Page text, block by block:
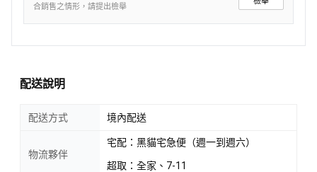
合銷售之情形，請提出檢舉
配送說明
配送方式 境內配送
物流夥伴
宅配：黑貓宅急便（週一到週六）
超取：全家、7-11